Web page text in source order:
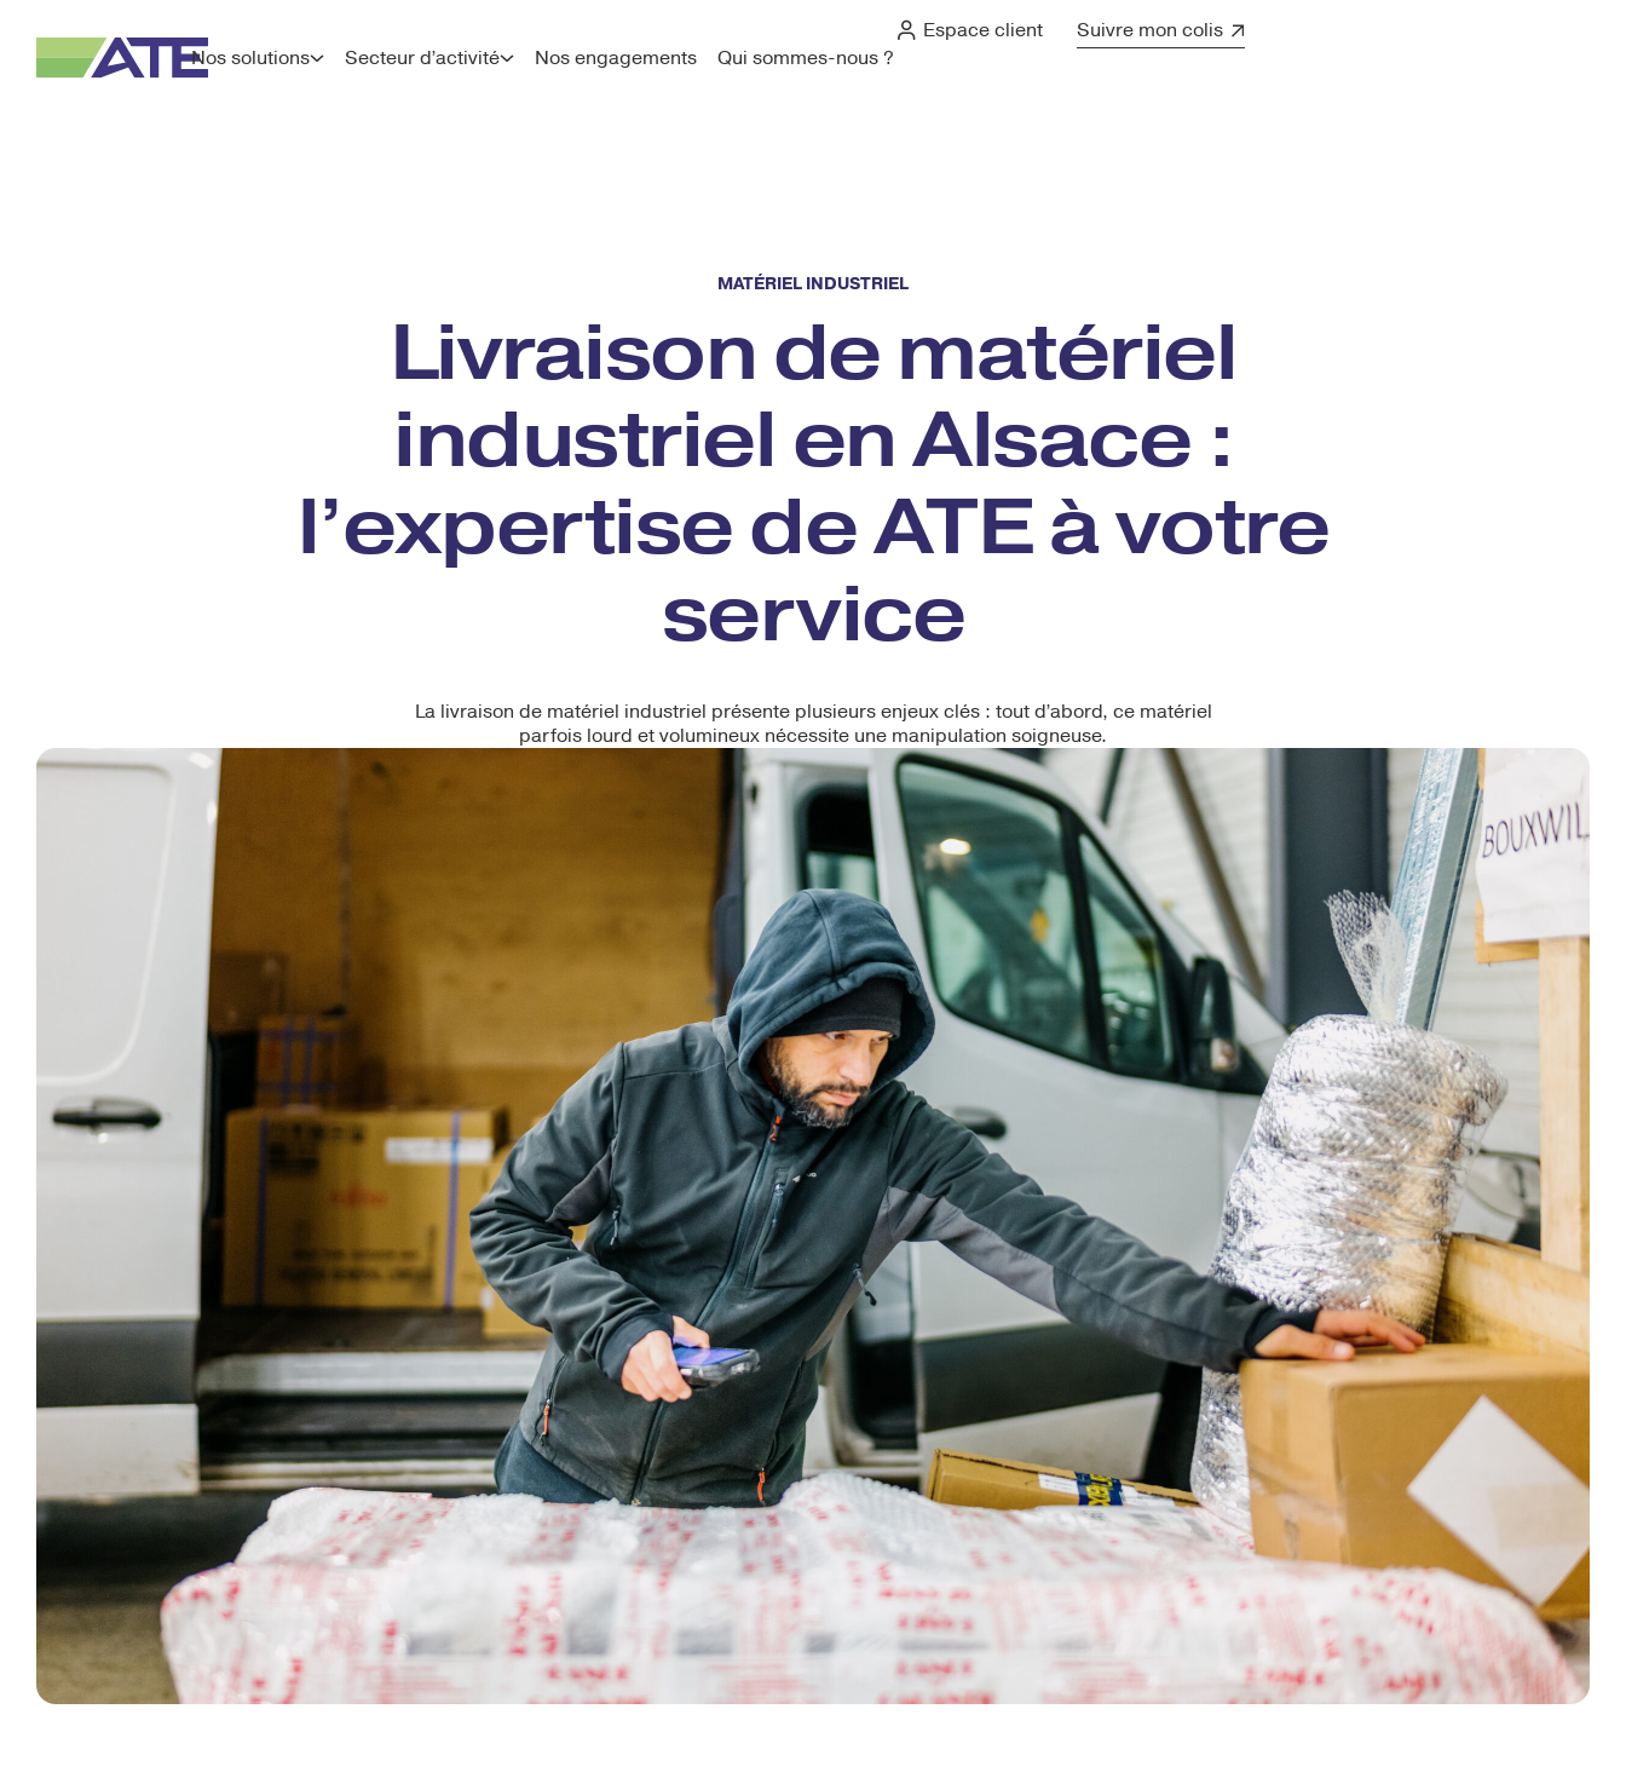
Nos solutions Secteur d’activité Nos engagements Qui sommes-nous ?
Espace client Suivre mon colis
MATÉRIEL INDUSTRIEL
Livraison de matériel
industriel en Alsace :
l’expertise de ATE à votre
service
La livraison de matériel industriel présente plusieurs enjeux clés : tout d’abord, ce matériel
parfois lourd et volumineux nécessite une manipulation soigneuse.